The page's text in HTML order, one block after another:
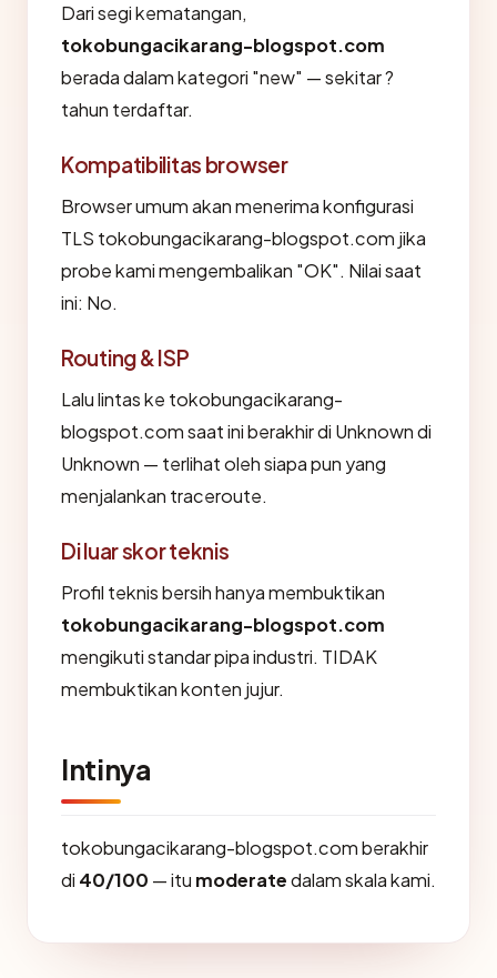
Dari segi kematangan,
tokobungacikarang-blogspot.com
berada dalam kategori "new" — sekitar ?
tahun terdaftar.
Kompatibilitas browser
Browser umum akan menerima konfigurasi
TLS tokobungacikarang-blogspot.com jika
probe kami mengembalikan "OK". Nilai saat
ini: No.
Routing & ISP
Lalu lintas ke tokobungacikarang-
blogspot.com saat ini berakhir di Unknown di
Unknown — terlihat oleh siapa pun yang
menjalankan traceroute.
Di luar skor teknis
Profil teknis bersih hanya membuktikan
tokobungacikarang-blogspot.com
mengikuti standar pipa industri. TIDAK
membuktikan konten jujur.
Intinya
tokobungacikarang-blogspot.com berakhir
di 40/100 — itu moderatedalam skala kami.